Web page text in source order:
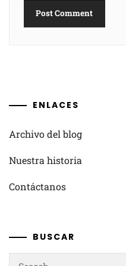
ENLACES
Archivo del blog
Nuestra historia
Contáctanos
BUSCAR